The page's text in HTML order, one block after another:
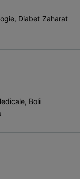
Diabet Zaharat
Boli